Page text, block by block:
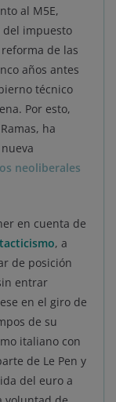
al M5E,
impuesto
de las
años antes
técnico
Por esto,
ha
neoliberales
en cuenta de
tacticismo, a
de posición
entrar
en el giro de
de su
italiano con
de Le Pen y
del euro a